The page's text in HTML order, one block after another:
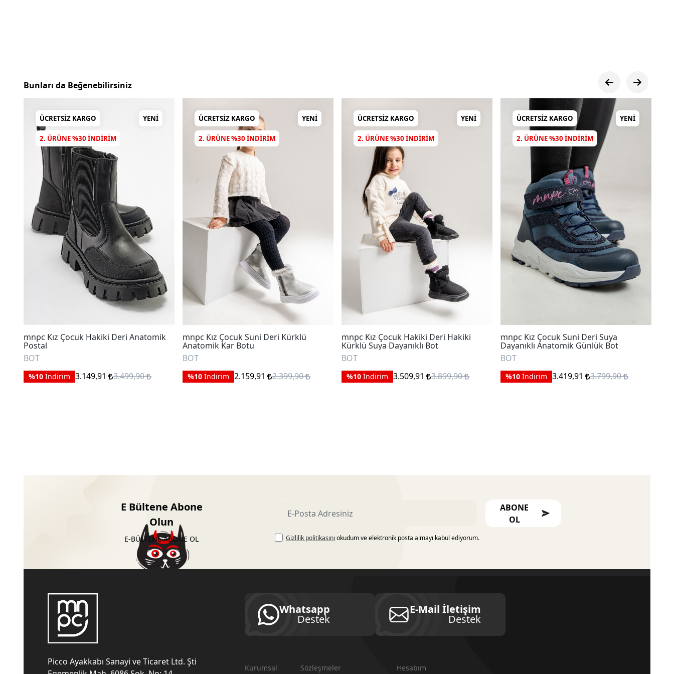
Bunları da Beğenebilirsiniz
ÜCRETSIZ KARGO YENI
2. ÜRÜNE %30 INDIRIM
mnpc Kız Çocuk Hakiki Deri Anatomik
Postal
BOT
%10 İndirim 3.149,91 3.499,90
ÜCRETSIZ KARGO YENI
2. ÜRÜNE %30 INDIRIM
mnpc Kız Çocuk Suni Deri Kürklü
Anatomik Kar Botu
BOT
%10 İndirim 2.159,91 2.399,90
ÜCRETSIZ KARGO YENI
2. ÜRÜNE %30 INDIRIM
mnpc Kız Çocuk Hakiki Deri Hakiki
Kürklü Suya Dayanıklı Bot
BOT
%10 İndirim 3.509,91 3.899,90
ÜCRETSIZ KARGO YENI
2. ÜRÜNE %30 INDIRIM
mnpc Kız Çocuk Suni Deri Suya
Dayanıklı Anatomik Günlük Bot
BOT
%10 İndirim 3.419,91 3.799,90
E Bültene Abone
Olun
E-BÜLTENE ABONE OL
ABONE
OL
Gizlilik politikasını okudum ve elektronik posta almayı kabul ediyorum.
Picco Ayakkabı Sanayi ve Ticaret Ltd. Şti
Whatsapp
Destek
E-Mail İletişim
Destek
Kurumsal Sözleşmeler Hesabım